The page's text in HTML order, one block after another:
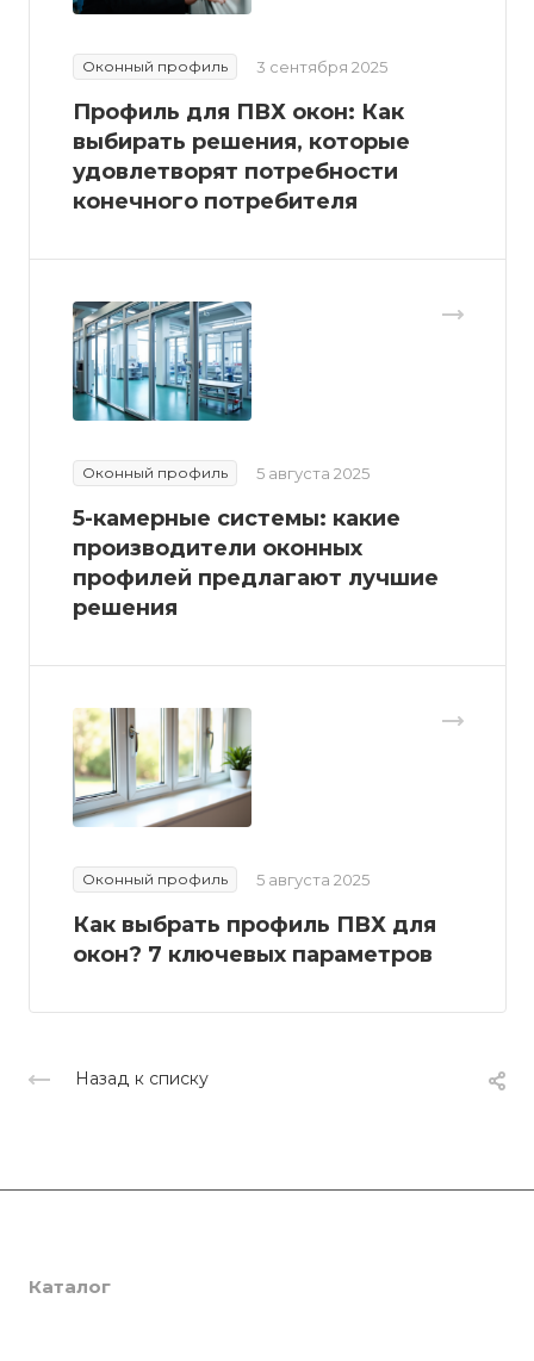
Оконный профиль 3 сентября 2025
Профиль для ПВХ окон: Как
выбирать решения, которые
удовлетворят потребности
конечного потребителя
Оконный профиль 5 августа 2025
5-камерные системы: какие
производители оконных
профилей предлагают лучшие
решения
Оконный профиль 5 августа 2025
Как выбрать профиль ПВХ для
окон? 7 ключевых параметров
Назад к списку
О компании
Каталог